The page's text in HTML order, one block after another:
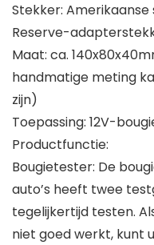
Stekker:
Reserve-
Maat: ca.
handmatige meting
zijn)
Toepassing: 12V-
Productfunctie:
Bougietester: De
auto’s heeft twee
tegelijkertijd testen.
niet goed werkt, kunt